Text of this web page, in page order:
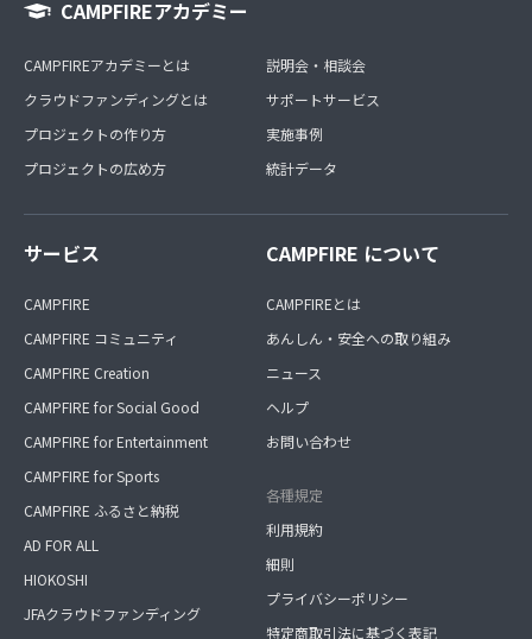
CAMPFIREアカデミー
CAMPFIREアカデミーとは
クラウドファンディングとは
プロジェクトの作り方
プロジェクトの広め方
説明会・相談会
サポートサービス
実施事例
統計データ
サービス
CAMPFIRE
CAMPFIRE コミュニティ
CAMPFIRE Creation
CAMPFIRE for Social Good
CAMPFIRE for Entertainment
CAMPFIRE for Sports
CAMPFIRE ふるさと納税
AD FOR ALL
HIOKOSHI
JFAクラウドファンディング
CAMPFIRE について
CAMPFIREとは
あんしん・安全への取り組み
ニュース
ヘルプ
お問い合わせ
各種規定
利用規約
細則
プライバシーポリシー
特定商取引法に基づく表記